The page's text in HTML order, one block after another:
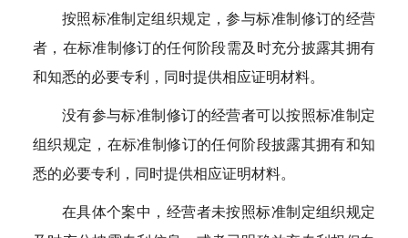
按照标准制定组织规定，参与标准制修订的经营
者，在标准制修订的任何阶段需及时充分披露其拥有
和知悉的必要专利，同时提供相应证明材料。
没有参与标准制修订的经营者可以按照标准制定
组织规定，在标准制修订的任何阶段披露其拥有和知
悉的必要专利，同时提供相应证明材料。
在具体个案中，经营者未按照标准制定组织规定